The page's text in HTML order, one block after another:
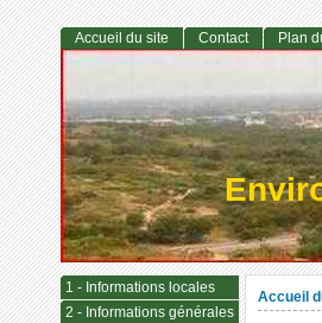
Accueil
Accueil du site Contact Plan
1 - Informations locales
2 - Informations générales